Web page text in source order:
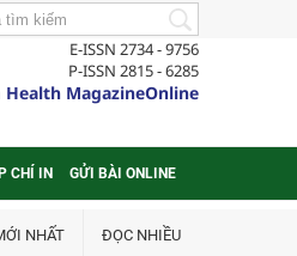
E-ISSN 2734 - 9756
P-ISSN 2815 - 6285
Health MagazineOnline
CHÍ IN GỬI BÀI ONLINE
NHẤT ĐỌC NHIỀU